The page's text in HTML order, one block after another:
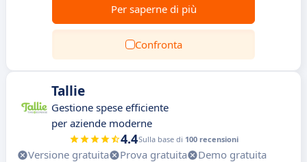
Per saperne di più
Confronta
Tallie
Gestione spese efficiente
per aziende moderne
4.4Sulla base di 100 recensioni
Versione gratuita Prova gratuita
Demo gratuita